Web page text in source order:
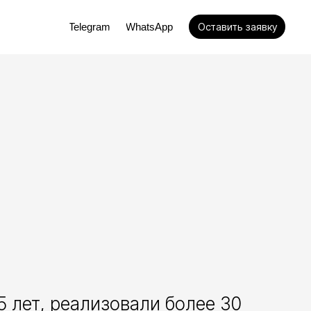
Оставить заявку
WhatsApp
реализовали более 30